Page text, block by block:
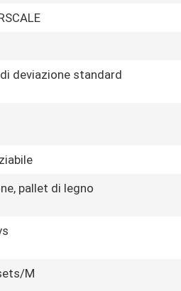
deviazione standard
pallet di legno
M